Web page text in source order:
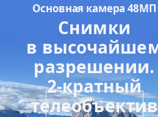
disclaimers
Основная камера 48МП
Снимки
в
разрешении.
2-кратный
телеобъектив